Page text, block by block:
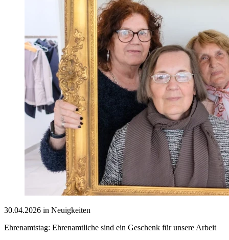
30.04.2026 in Neuigkeiten
Ehrenamtstag: Ehrenamtliche sind ein Geschenk für unsere Arbeit